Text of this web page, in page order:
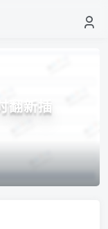
翻新插